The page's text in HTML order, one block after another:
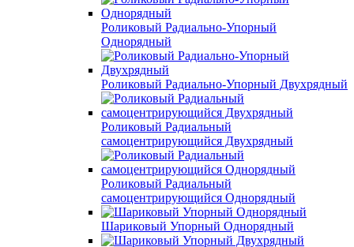
Роликовый Радиально-Упорный
Однорядный
Роликовый Радиально-Упорный Двухрядный
Роликовый Радиальный
самоцентрирующийся Двухрядный
Роликовый Радиальный
самоцентрирующийся Однорядный
Шариковый Упорный Однорядный